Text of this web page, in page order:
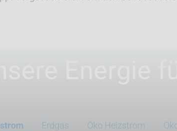
Erdgas Öko Heizstrom